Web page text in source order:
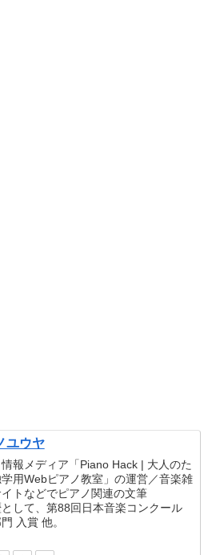
ユウヤ
情報メディア「Piano Hack | 大人のた
用Webピアノ教室」の運営／音楽雑
トなどでピアノ関連の文筆
して、第88回日本音楽コンクール
入賞 他。